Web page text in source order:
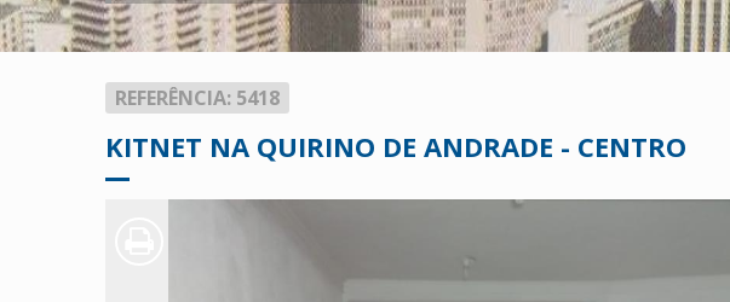
REFERÊNCIA: 5418
KITNET NA QUIRINO DE ANDRADE - CENTRO